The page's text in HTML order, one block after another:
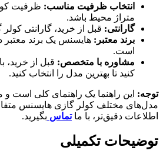
انتخاب ظرفیت مناسب: ظرفیت
متراژ محیط باشد.
گارانتی: قبل از خرید، گارانتی
برند معتبر: هایسنس یک برند معتبر
است.
مشاوره با متخصص: قبل از
کنید تا بهترین مدل را انتخاب کنید.
توجه: این راهنما یک راهنمای کلی است
مدل‌های مختلف کولر گازی هایسنس
اطلاعات دقیق‌تر، با ماتماس بگیرید.
توضیحات تکمیلی